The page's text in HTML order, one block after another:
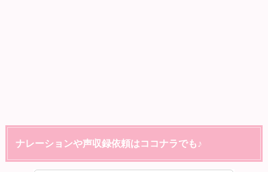
ナレーションや声収録依頼はココナラでも♪